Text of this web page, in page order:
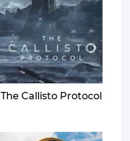
The Callisto Protocol